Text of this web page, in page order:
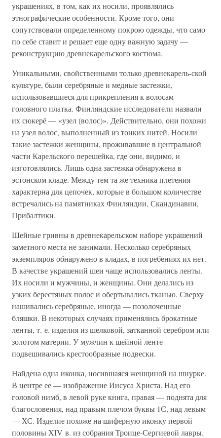
украшениях, в том, как их носили, проявлялись
этнографические особенности. Кроме того, они
сопутствовали определенному покрою одежды, что само
по себе ставит и решает еще одну важную задачу —
реконструкцию древнекарельского костюма.
Уникальными, свойственными только древнекарель-ской
культуре, были серебряные и медные застежки,
использовавшиеся для прикрепления к волосам
головного платка. Финляндские исследователи назвали
их сюкерё — «узел (волос)». Действительно, они похожи
на узел волос, выполненный из тонких нитей. Носили
такие застежки женщины, проживавшие в центральной
части Карельского перешейка, где они, видимо, и
изготовлялись. Лишь одна застежка обнаружена в
эстонском кладе. Между тем та же техника плетения
характерна для цепочек, которые в большом количестве
встречались на памятниках Финляндии, Скандинавии,
Прибалтики.
Шейные гривны в древнекарельском наборе украшений
заметного места не занимали. Несколько серебряных
экземпляров обнаружено в кладах, в погребениях их нет.
В качестве украшений шеи чаще использовались ленты.
Их носили и мужчины, и женщины. Они делались из
узких берестяных полос и обертывались тканью. Сверху
нашивались серебряные, иногда — позолоченные
бляшки. В некоторых случаях применялись брокатные
ленты, т. е. изделия из шелковой, затканной серебром или
золотом материи. У мужчин к шейной ленте
подвешивались крестообразные подвески.
Найдена одна иконка, носившаяся женщиной на шнурке.
В центре ее — изображение Иисуса Христа. Над его
головой нимб, в левой руке книга, правая — поднята для
благословения, над правым плечом буквы 1С, над левым
— ХС. Изделие похоже на шиферную иконку первой
половины XIV в. из собрания Троице-Сергиевой лавры.